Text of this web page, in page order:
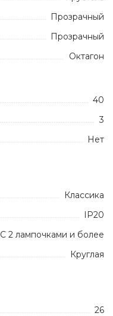
Прозрачный
Прозрачный
Октагон
40
3
Нет
Классика
IP20
С 2 лампочками и более
Круглая
26